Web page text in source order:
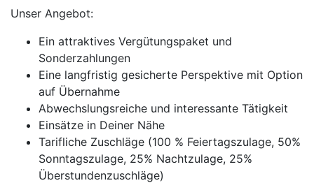
Unser Angebot:
Ein attraktives Vergütungspaket und
Sonderzahlungen
Eine langfristig gesicherte Perspektive mit Option
auf Übernahme
Abwechslungsreiche und interessante Tätigkeit
Einsätze in Deiner Nähe
Tarifliche Zuschläge (100 % Feiertagszulage, 50%
Sonntagszulage, 25% Nachtzulage, 25%
Überstundenzuschläge)